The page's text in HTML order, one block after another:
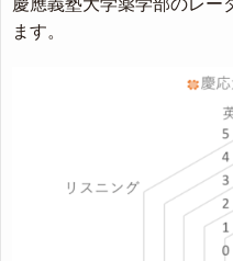
ます。